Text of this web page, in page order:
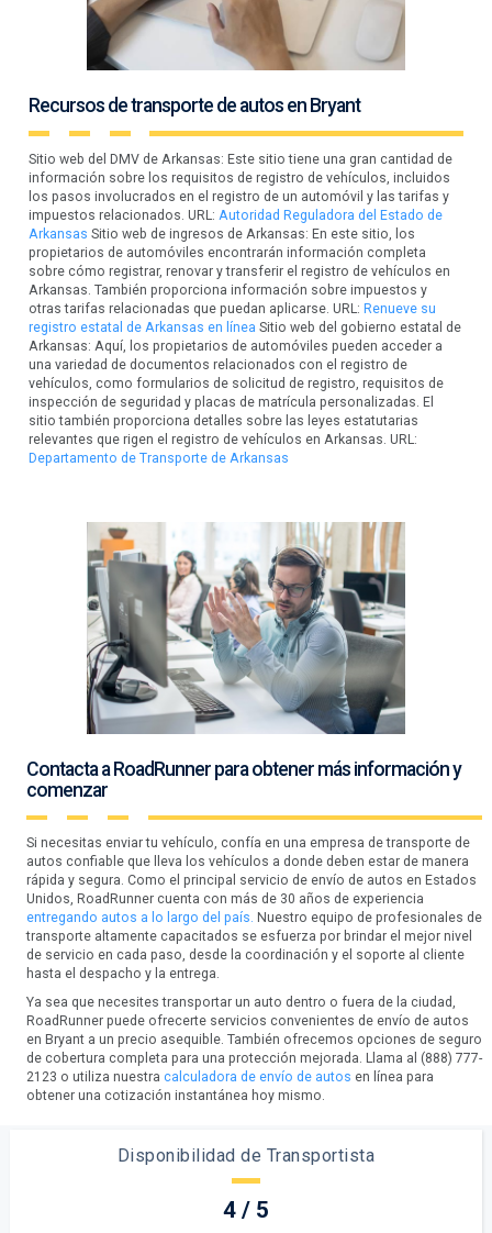
Recursos de transporte de autos en Bryant
Sitio web del DMV de Arkansas: Este sitio tiene una gran cantidad de
información sobre los requisitos de registro de vehículos, incluidos
los pasos involucrados en el registro de un automóvil y las tarifas y
impuestos relacionados. URL: Autoridad Reguladora del Estado de
Arkansas Sitio web de ingresos de Arkansas: En este sitio, los
propietarios de automóviles encontrarán información completa
sobre cómo registrar, renovar y transferir el registro de vehículos en
Arkansas. También proporciona información sobre impuestos y
otras tarifas relacionadas que puedan aplicarse. URL:Renueve su
registro estatal de Arkansas en línea Sitio web del gobierno estatal de
Arkansas: Aquí, los propietarios de automóviles pueden acceder a
una variedad de documentos relacionados con el registro de
vehículos, como formularios de solicitud de registro, requisitos de
inspección de seguridad y placas de matrícula personalizadas. El
sitio también proporciona detalles sobre las leyes estatutarias
relevantes que rigen el registro de vehículos en Arkansas. URL:
Departamento de Transporte de Arkansas
Contacta a RoadRunner para obtener más información y
comenzar
Si necesitas enviar tu vehículo, confía en una empresa de transporte de
autos confiable que lleva los vehículos a donde deben estar de manera
rápida y segura. Como el principal servicio de envío de autos en Estados
Unidos, RoadRunner cuenta con más de 30 años de experiencia
entregando autos a lo largo del país. Nuestro equipo de profesionales de
transporte altamente capacitados se esfuerza por brindar el mejor nivel
de servicio en cada paso, desde la coordinación y el soporte al cliente
hasta el despacho y la entrega.
Ya sea que necesites transportar un auto dentro o fuera de la ciudad,
RoadRunner puede ofrecerte servicios convenientes de envío de autos
en Bryant a un precio asequible. También ofrecemos opciones de seguro
de cobertura completa para una protección mejorada. Llama al (888) 777-
2123 o utiliza nuestra calculadora de envío de autos en línea para
obtener una cotización instantánea hoy mismo.
Disponibilidad de Transportista
4 / 5